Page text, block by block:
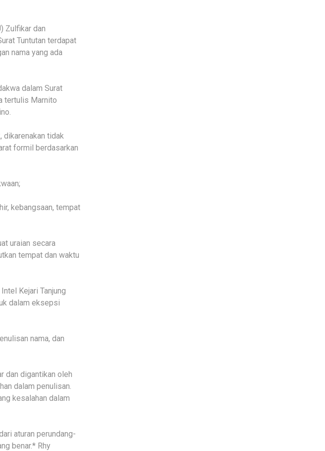
Zulfikar dan
Tuntutan terdapat
nama yang ada
dalam Surat
tertulis Marnito
dikarenakan tidak
formil berdasarkan
kebangsaan, tempat
uraian secara
tempat dan waktu
Kejari Tanjung
dalam eksepsi
nama, dan
dan digantikan oleh
dalam penulisan.
kesalahan dalam
aturan perundang-
benar.* Rhy